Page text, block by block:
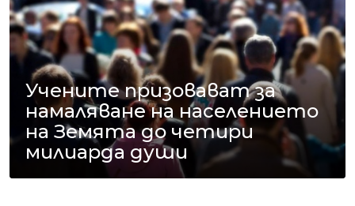
Учените призовават за
намаляване на населението
на Земята до четири
милиарда души